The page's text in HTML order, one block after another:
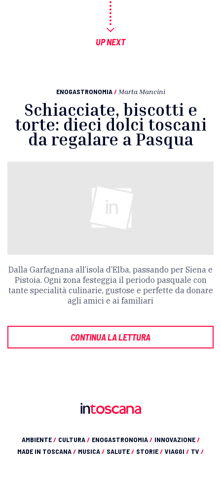
UP NEXT
ENOGASTRONOMIA / Marta Mancini
Schiacciate, biscotti e
torte: dieci dolci toscani
da regalare a Pasqua
Dalla Garfagnana all’isola d’Elba, passando per Siena e
Pistoia. Ogni zona festeggia il periodo pasquale con
tante specialità culinarie, gustose e perfette da donare
agli amici e ai familiari
CONTINUA LA LETTURA
AMBIENTE/ CULTURA/ ENOGASTRONOMIA/ INNOVAZIONE/
MADE IN TOSCANA/ MUSICA/ SALUTE/ STORIE/ VIAGGI / TV /